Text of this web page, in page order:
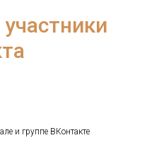
и группе ВКонтакте